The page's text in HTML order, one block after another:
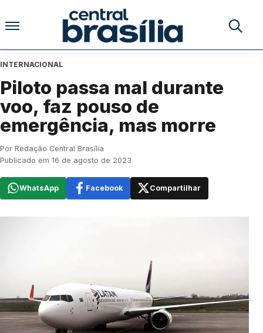
Pular para o conteúdo
Buscar
INTERNACIONAL
Piloto passa mal durante
voo, faz pouso de
emergência, mas morre
Por Redação Central Brasília
Publicado em 16 de agosto de 2023
WhatsApp Facebook Compartilhar